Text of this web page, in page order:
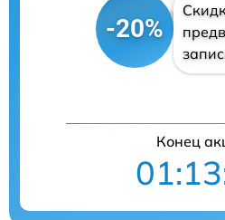
-20%
Конец